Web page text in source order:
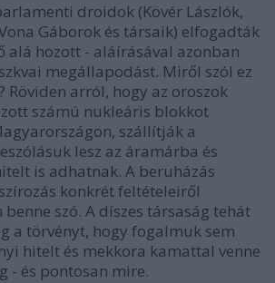
droidok (Kövér Lászlók,
Gáborok és társaik) elfogadták
alá hozott - aláírásával azonban
megállapodást. Miről szól ez
Röviden arról, hogy az oroszok
számú nukleáris blokkot
szállítják a
lesz az áramárba és
is adhatnak. A beruházás
konkrét feltételeiről
szó. A díszes társaság tehát
a törvényt, hogy fogalmuk sem
hitelt és mekkora kamattal venne
- és pontosan mire.